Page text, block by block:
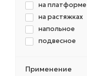
на платформе
на растяжках
напольное
подвесное
Применение